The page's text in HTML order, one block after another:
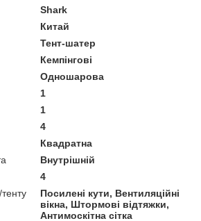
Shark
Китай
Тент-шатер
Кемпінгові
Одношарова
1
1
4
Квадратна
Внутрішній
4
Посилені кути, Вентиляційні
вікна, Штормові відтяжки,
Антимоскітна сітка